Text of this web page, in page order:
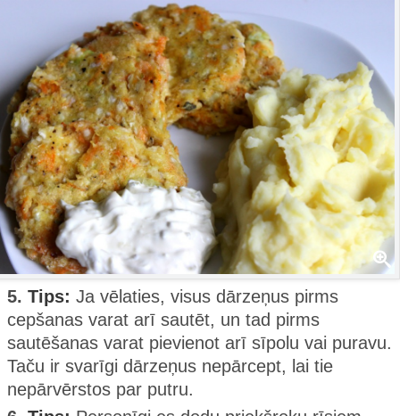
5. Tips: Ja vēlaties, visus dārzeņus pirms
cepšanas varat arī sautēt, un tad pirms
sautēšanas varat pievienot arī sīpolu vai puravu.
Taču ir svarīgi dārzeņus nepārcept, lai tie
nepārvērstos par putru.